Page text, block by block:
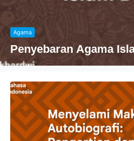
Agama
Penyebaran Agama